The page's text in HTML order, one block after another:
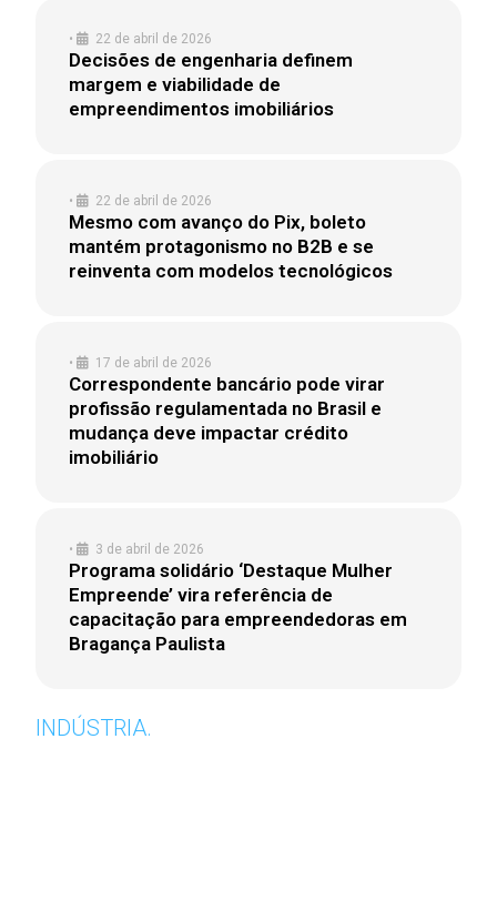
• 22 de abril de 2026
Decisões de engenharia definem
margem e viabilidade de
empreendimentos imobiliários
• 22 de abril de 2026
Mesmo com avanço do Pix, boleto
mantém protagonismo no B2B e se
reinventa com modelos tecnológicos
• 17 de abril de 2026
Correspondente bancário pode virar
profissão regulamentada no Brasil e
mudança deve impactar crédito
imobiliário
• 3 de abril de 2026
Programa solidário ‘Destaque Mulher
Empreende’ vira referência de
capacitação para empreendedoras em
Bragança Paulista
INDÚSTRIA.